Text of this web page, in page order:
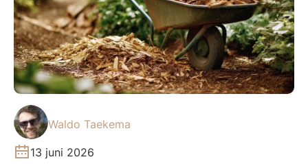
Waldo Taekema
13 juni 2026